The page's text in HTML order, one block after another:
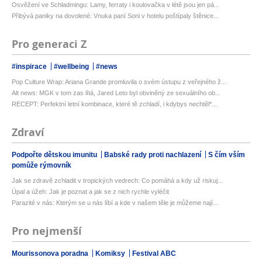
Osvěžení ve Schladmingu: Lamy, ferraty i koulovačka v létě jsou jen pá...
Přibývá paniky na dovolené: Vnuka paní Soni v hotelu poštípaly štěnice...
Pro generaci Z
#inspirace #wellbeing #news
Pop Culture Wrap: Ariana Grande promluvila o svém ústupu z veřejného ž...
Alt news: MGK v tom zas lítá, Jared Leto byl obviněný ze sexuálního ob...
RECEPT: Perfektní letní kombinace, které tě zchladí, i kdybys nechtěl*...
Zdraví
Podpořte dětskou imunitu Babské rady proti nachlazení
S čím vším
pomůže rýmovník
Jak se zdravě zchladit v tropických vedrech: Co pomáhá a kdy už riskuj...
Úpal a úžeh: Jak je poznat a jak se z nich rychle vyléčit
Parazité v nás: Kterým se u nás líbí a kde v našem těle je můžeme nají...
Pro nejmenší
Mourissonova poradna Komiksy Festival ABC